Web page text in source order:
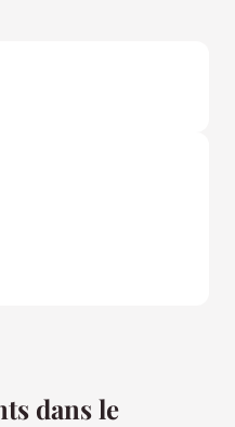
dans le